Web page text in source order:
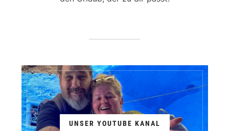
UNSER YOUTUBE KANAL